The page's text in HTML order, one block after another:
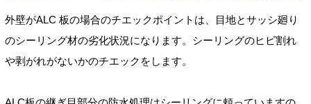
外壁がALC 板の場合のチエックポイントは、目地とサッシ廻り
のシーリング材の劣化状況になります。シーリングのヒビ割れ
や剥がれがないかのチエックをします。